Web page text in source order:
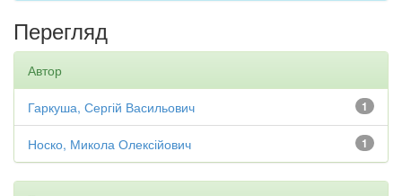
Перегляд
Автор
1
Гаркуша, Сергій Васильович
1
Носко, Микола Олексійович